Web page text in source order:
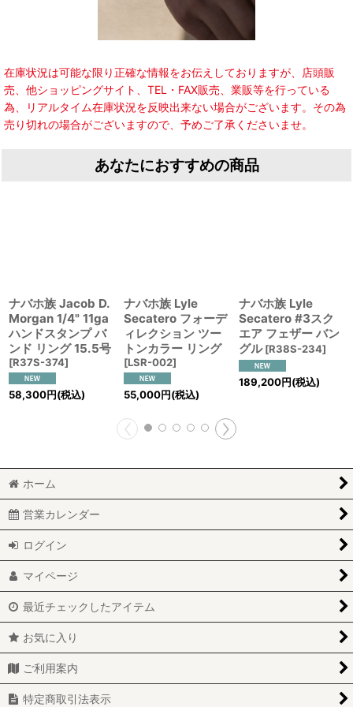
在庫状況は可能な限り正確な情報をお伝えしておりますが、店頭販
売、他ショッピングサイト、TEL・FAX販売、業販等を行っている
為、リアルタイム在庫状況を反映出来ない場合がございます。その為
売り切れの場合がございますので、予めご了承くださいませ。
あなたにおすすめの商品
ナバホ族 Jacob D.
Morgan 1/4" 11ga
ハンドスタンプ バ
ンド リング 15.5号
[R37S-374]
58,300円(税込)
ナバホ族 Lyle
Secatero フォーデ
ィレクション ツー
トンカラー リング
[LSR-002]
55,000円(税込)
ナバホ族 Lyle
Secatero #3スク
エア フェザー バン
グル [R38S-234]
189,200円(税込)
ホーム
営業カレンダー
ログイン
マイページ
最近チェックしたアイテム
お気に入り
ご利用案内
特定商取引法表示